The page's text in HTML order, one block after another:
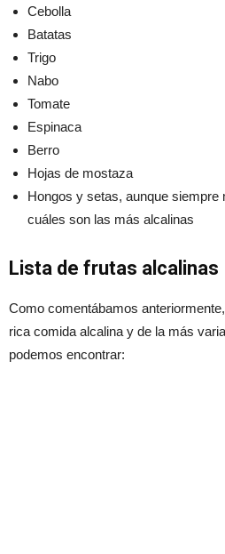
Cebolla
Batatas
Trigo
Nabo
Tomate
Espinaca
Berro
Hojas de mostaza
Hongos y setas, aunque siempre
cuáles son las más alcalinas
Lista de frutas alcalinas
Como comentábamos
rica comida alcalina y de la más
podemos encontrar: